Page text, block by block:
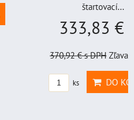
štartovací...
333,83 €
370,92 €s DPH Zľava
ks DO